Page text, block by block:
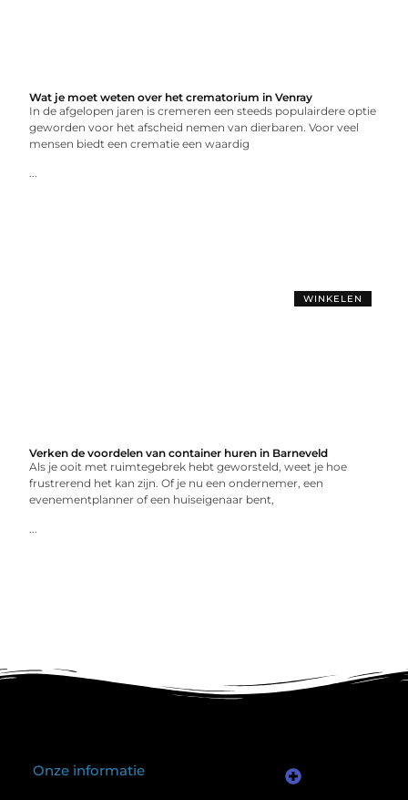
Wat je moet weten over het crematorium in Venray
In de afgelopen jaren is cremeren een steeds populairdere optie
geworden voor het afscheid nemen van dierbaren. Voor veel
mensen biedt een crematie een waardig
...
WINKELEN
Verken de voordelen van container huren in Barneveld
Als je ooit met ruimtegebrek hebt geworsteld, weet je hoe
frustrerend het kan zijn. Of je nu een ondernemer, een
evenementplanner of een huiseigenaar bent,
...
Onze informatie